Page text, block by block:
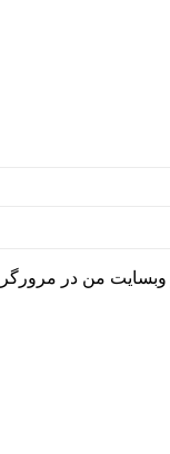
وبسایت من در